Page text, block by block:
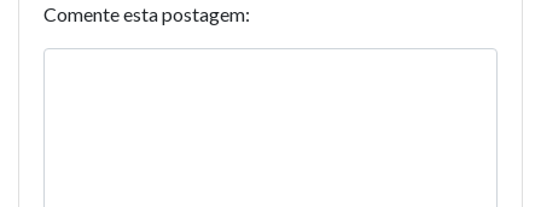
Comente esta postagem: